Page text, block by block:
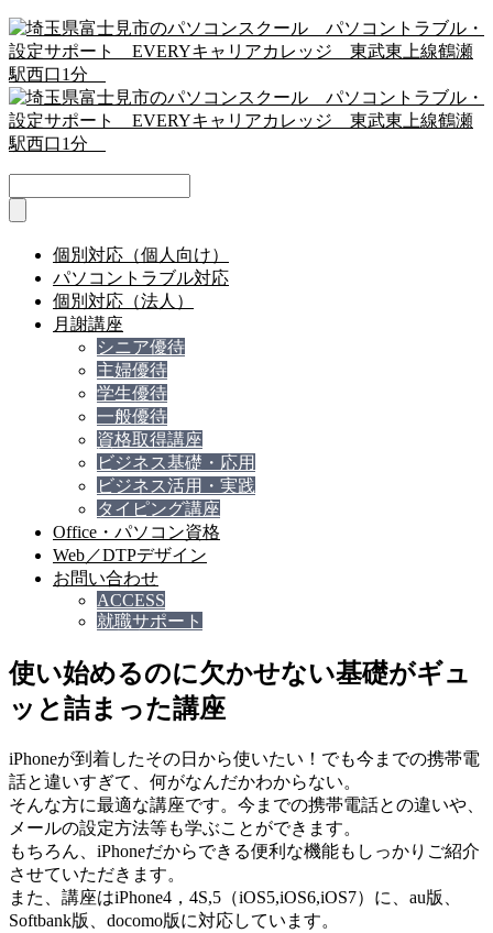
個別対応（個人向け）
パソコントラブル対応
個別対応（法人）
月謝講座
シニア優待
主婦優待
学生優待
一般優待
資格取得講座
ビジネス基礎・応用
ビジネス活用・実践
タイピング講座
Office・パソコン資格
Web／DTPデザイン
お問い合わせ
ACCESS
就職サポート
使い始めるのに欠かせない基礎がギュ
ッと詰まった講座
iPhoneが到着したその日から使いたい！でも今までの携帯電
話と違いすぎて、何がなんだかわからない。
そんな方に最適な講座です。今までの携帯電話との違いや、
メールの設定方法等も学ぶことができます。
もちろん、iPhoneだからできる便利な機能もしっかりご紹介
させていただきます。
また、講座はiPhone4，4S,5（iOS5,iOS6,iOS7）に、au版、
Softbank版、docomo版に対応しています。